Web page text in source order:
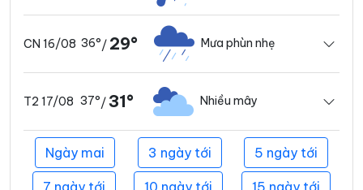
CN 16/08 36°/ 29° Mưa phùn nhẹ
T2 17/08 37°/31° Nhiều mây
Ngày mai 3 ngày tới 5 ngày tới
7 ngày tới 10 ngày tới 15 ngày tới